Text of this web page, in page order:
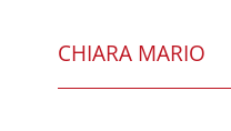
CHIARA MARIO